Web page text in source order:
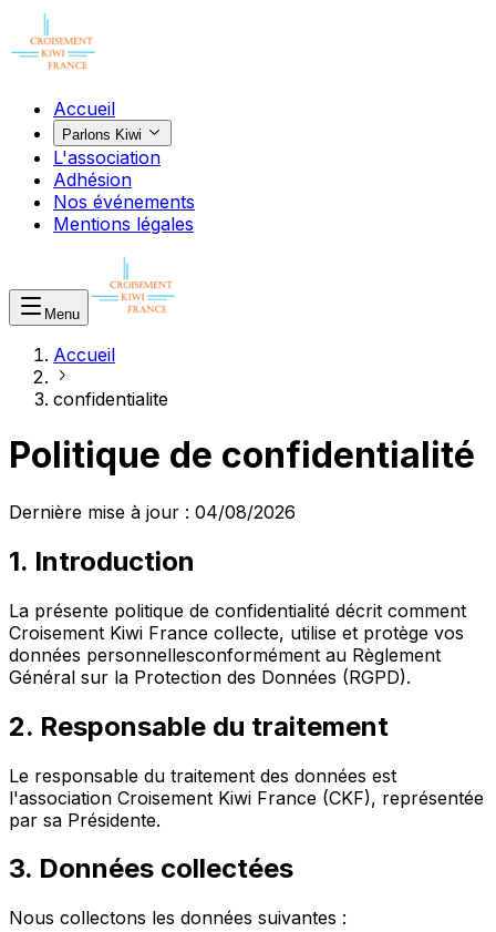
Accueil
Parlons Kiwi
L'association
Adhésion
Nos événements
Mentions légales
Menu
Accueil
confidentialite
Politique de confidentialité
Dernière mise à jour : 04/08/2026
1. Introduction
La présente politique de confidentialité décrit comment
Croisement Kiwi France collecte, utilise et protège vos
données personnellesconformément au Règlement
Général sur la Protection des Données (RGPD).
2. Responsable du traitement
Le responsable du traitement des données est
l'association Croisement Kiwi France (CKF), représentée
par sa Présidente.
3. Données collectées
Nous collectons les données suivantes :